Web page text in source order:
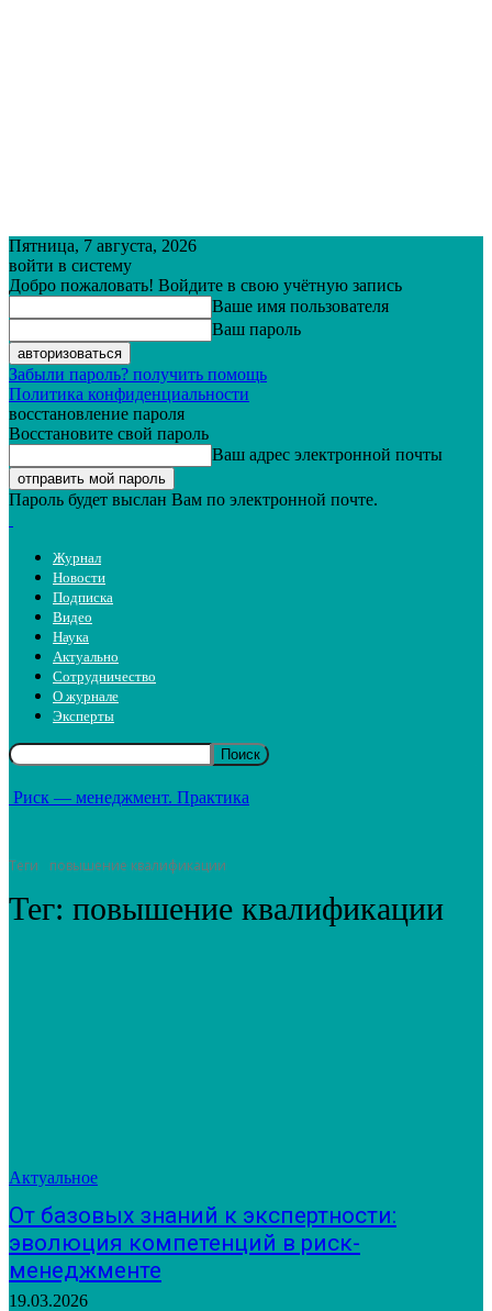
Пятница, 7 августа, 2026
войти в систему
Добро пожаловать! Войдите в свою учётную запись
Ваше имя пользователя
Ваш пароль
Забыли пароль? получить помощь
Политика конфиденциальности
восстановление пароля
Восстановите свой пароль
Ваш адрес электронной почты
Пароль будет выслан Вам по электронной почте.
Журнал
Новости
Подписка
Видео
Наука
Актуально
Сотрудничество
О журнале
Эксперты
Риск — менеджмент. Практика
Теги повышение квалификации
Тег: повышение квалификации
Актуальное
От базовых знаний к экспертности:
эволюция компетенций в риск-
менеджменте
19.03.2026